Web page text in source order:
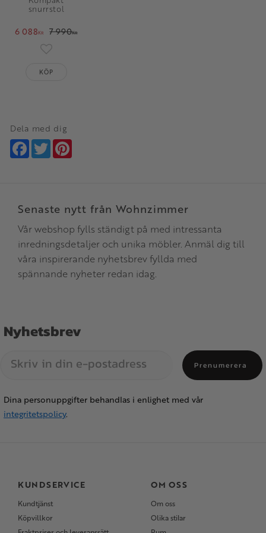
snurrstol
6 088KR 7 990KR
Lägg till i favoriter
KÖP
Dela med dig
Facebook
Twitter
Senaste nytt från Wohnzimmer
Vår webshop fylls ständigt på med intressanta
inredningsdetaljer och unika möbler. Anmäl dig till
våra inspirerande nyhetsbrev fyllda med
spännande nyheter redan idag.
Nyhetsbrev
Prenumerera
Dina personuppgifter behandlas i enlighet med vår
integritetspolicy.
KUNDSERVICE
Kundtjänst
Köpvillkor
OM OSS
Om oss
Olika stilar